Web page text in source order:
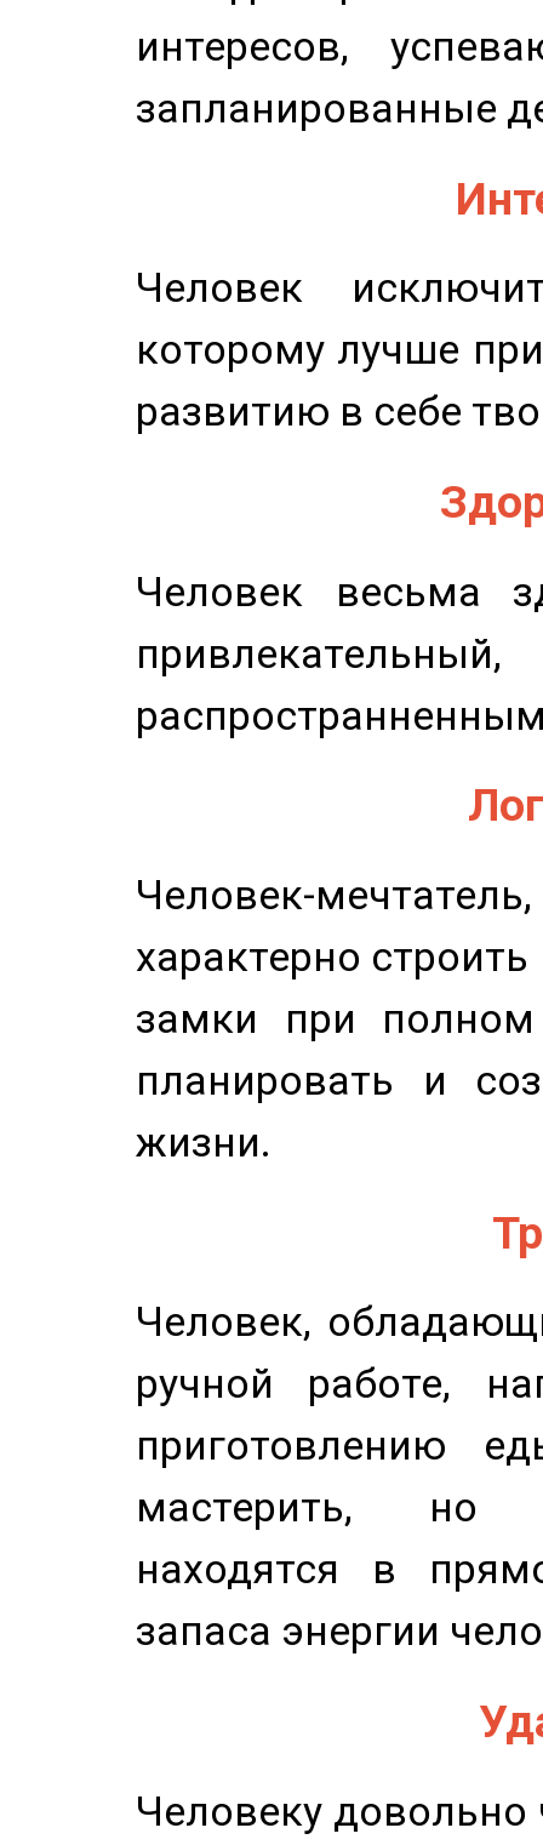
интересов,
запланированные
Человек
которому лучше
развитию в себе
Человек весьма
Человек-
характерно
замки при полном
планировать и
жизни.
Человек,
ручной работе,
приготовлению
мастерить, но
находятся в
запаса энергии
Человеку довольно